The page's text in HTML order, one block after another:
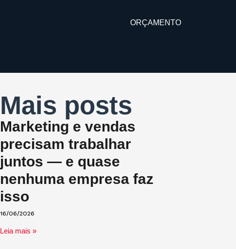
ORÇAMENTO
Mais posts
Marketing e vendas
precisam trabalhar
juntos — e quase
nenhuma empresa faz
isso
16/06/2026
Leia mais »